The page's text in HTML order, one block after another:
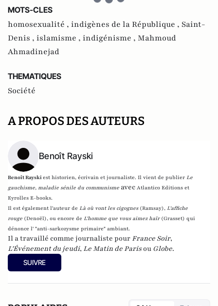
MOTS-CLES
homosexualité , indigènes de la République , Saint-
Denis , islamisme , indigénisme , Mahmoud
Ahmadinejad
THEMATIQUES
Société
A PROPOS DES AUTEURS
Benoît Rayski
Benoît Rayskiest historien, écrivain et journaliste. Il vient de publier Le
gauchisme, maladie sénile du communisme avec Atlantico Editions et
Eyrolles E-books.
Il est également l'auteur de Là où vont les cigognes (Ramsay), L'affiche
rouge (Denoël), ou encore de L'homme que vous aimez haïr (Grasset) qui
dénonce l' "anti-sarkozysme primaire" ambiant.
Il a travaillé comme journaliste pour France Soir,
L'Événement du jeudi, Le Matin de Parisou Globe.
SUIVRE